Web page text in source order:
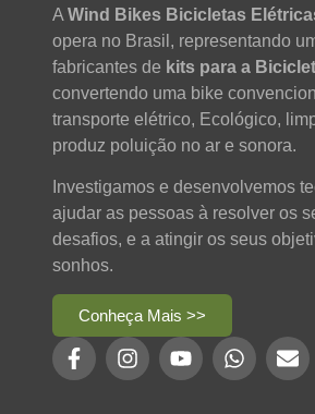
A Wind Bikes Bicicletas
opera no Brasil, representando
fabricantes de kits para a
convertendo uma bike
transporte elétrico, Ecológico,
produz poluição no ar e sonora.
Investigamos e desenvolvemos
ajudar as pessoas à resolver os
desafios, e a atingir os seus
sonhos.
Conheça Mais >>